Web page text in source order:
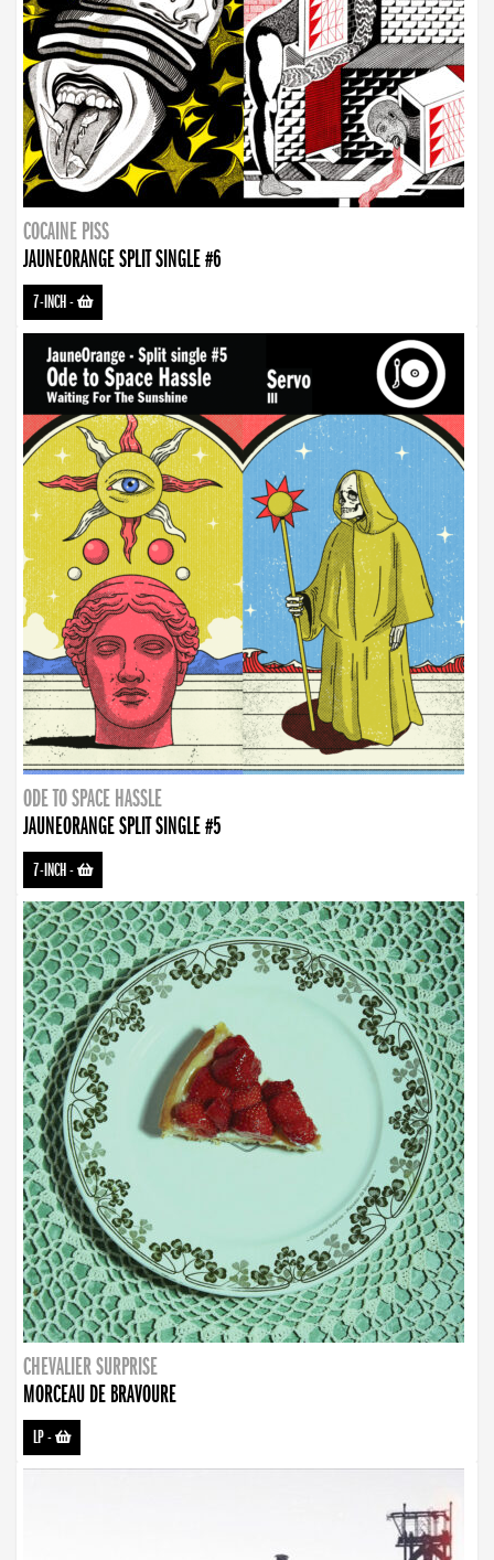
COCAINE PISS
JAUNEORANGE SPLIT SINGLE #6
7-INCH-
ODE TO SPACE HASSLE
JAUNEORANGE SPLIT SINGLE #5
7-INCH-
CHEVALIER SURPRISE
MORCEAU DE BRAVOURE
LP-